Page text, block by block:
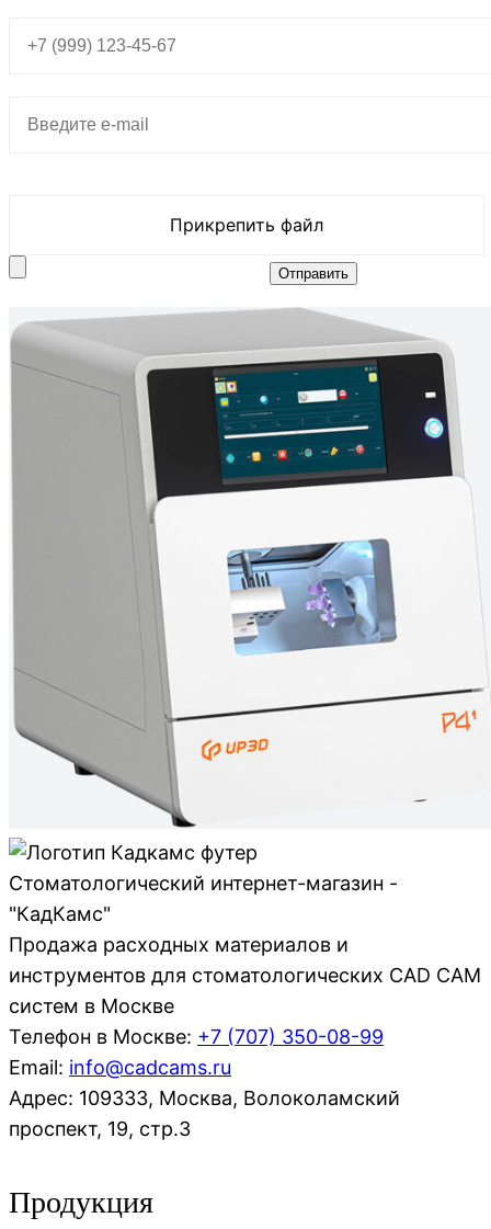
Прикрепить файл
Стоматологический интернет-магазин -
"КадКамс"
Продажа расходных материалов и
инструментов для стоматологических CAD CAM
систем в Москве
Телефон в Москве: +7 (707) 350-08-99
Email: info@cadcams.ru
Адрес: 109333, Москва, Волоколамский
проспект, 19, стр.3
Продукция